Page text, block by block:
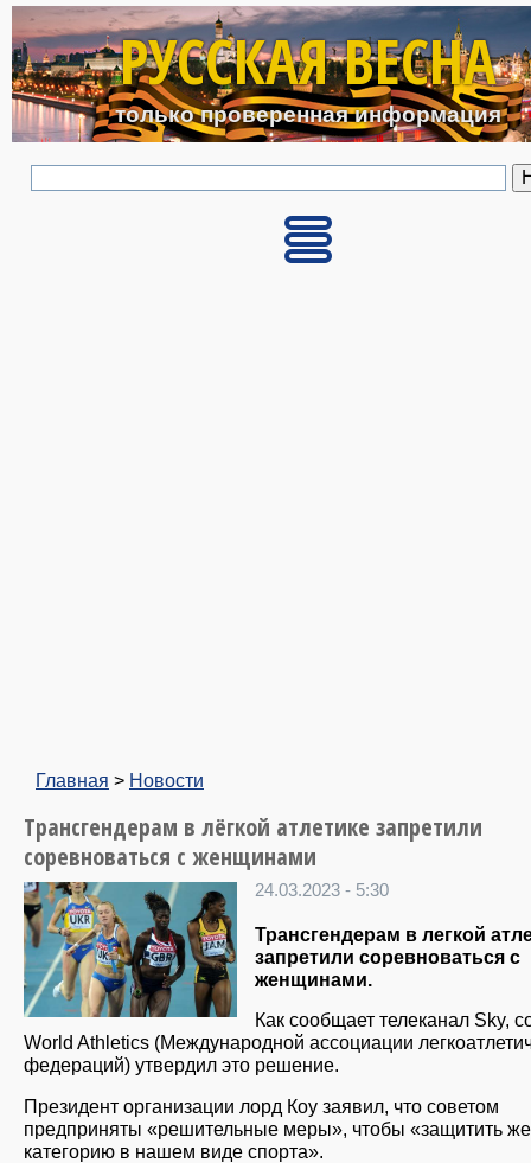
Перейти к основному
РУССКАЯ ВЕСНА
только проверенная информация
Главная > Новости
Трансгендерам в лёгкой атлетике запретили
соревноваться с женщинами
24.03.2023 - 5:30
Трансгендерам в легкой
запретили соревноваться с
женщинами.
Как сообщает телеканал Sky,
World Athletics (Международной ассоциации
федераций) утвердил это решение.
Президент организации лорд Коу заявил, что советом
предприняты «решительные меры», чтобы «защитить
категорию в нашем виде спорта».